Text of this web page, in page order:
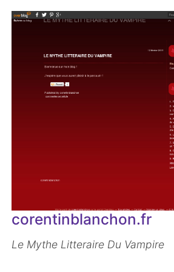
corentinblanchon.fr
Le Mythe Litteraire Du Vampire